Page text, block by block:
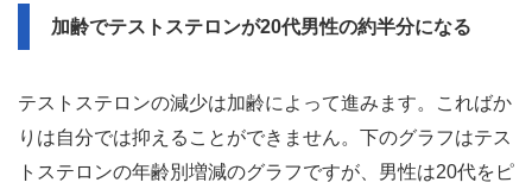
加齢でテストステロンが20代男性の約半分になる
テストステロンの減少は加齢によって進みます。こればか
りは自分では抑えることができません。下のグラフはテス
トステロンの年齢別増減のグラフですが、男性は20代をピ